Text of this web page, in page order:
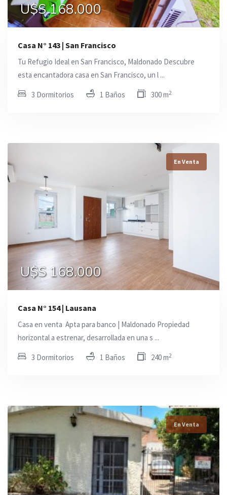
U$S 168.000
Casa N° 143 | San Francisco
Tu Refugio Ideal en San Francisco, Maldonado Descubre
esta encantadora casa en San Francisco, un l ...
3 Dormitorios 1 Baños 300 m2
En Venta
U$S 168.000
Casa N° 154 | Lausana
Casa en venta  Apta para banco | Maldonado Propiedad
horizontal a estrenar, desarrollada en una s ...
3 Dormitorios 1 Baños 240 m2
En Venta